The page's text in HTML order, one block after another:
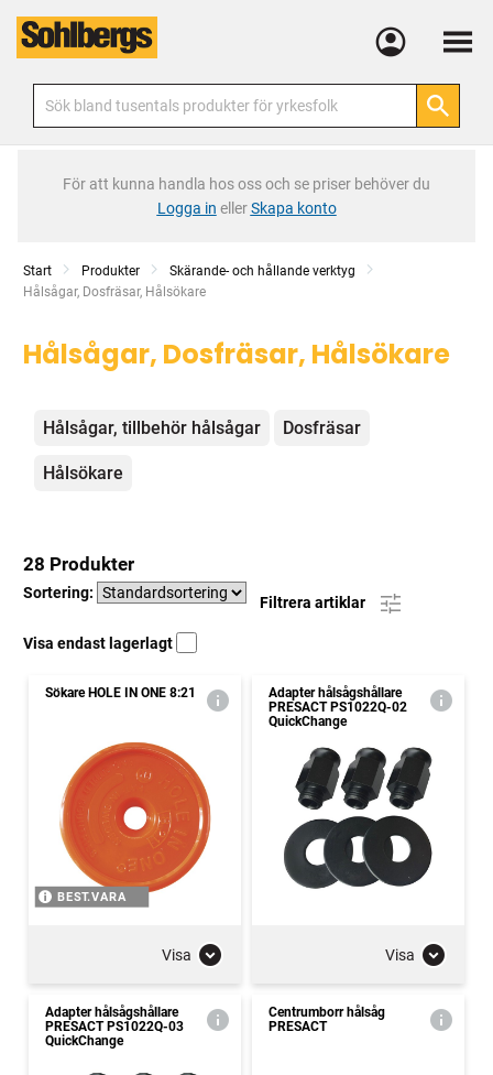
Meny
För att kunna handla hos oss och se priser behöver du
Logga in ellerSkapa konto
Start Produkter
Skärande- och hållande verktyg
Current:
Hålsågar, Dosfräsar, Hålsökare
Hålsågar, Dosfräsar, Hålsökare
Kategorier
Hålsågar, tillbehör hålsågar Dosfräsar
Hålsökare
28 Produkter
Sortering:
Filtrera artiklar
Visa endast lagerlagt
Sökare HOLE IN ONE 8:21
BEST.VARA
Visa
Adapter hålsågshållare
PRESACT PS1022Q-02
QuickChange
Visa
Adapter hålsågshållare
PRESACT PS1022Q-03
QuickChange
Centrumborr hålsåg
PRESACT